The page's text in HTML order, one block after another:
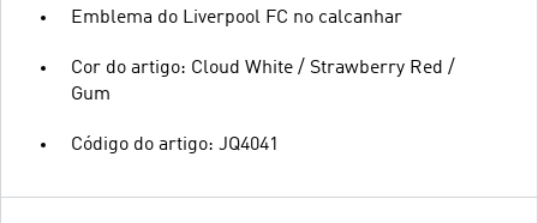
Emblema do Liverpool FC no calcanhar
Cor do artigo: Cloud White / Strawberry Red /
Gum
Código do artigo: JQ4041